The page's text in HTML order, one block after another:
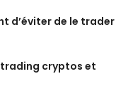
d’éviter de le trader
cryptos et